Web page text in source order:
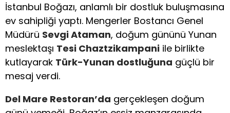
İstanbul Boğazı, anlamlı bir dostluk buluşmasına
ev sahipliği yaptı. Mengerler Bostancı Genel
Müdürü Sevgi Ataman, doğum gününü Yunan
meslektaşı Tesi Chaztzikampani ile birlikte
kutlayarak Türk-Yunan dostluğuna güçlü bir
mesaj verdi.
Del Mare Restoran’da gerçekleşen doğum